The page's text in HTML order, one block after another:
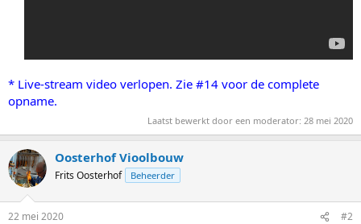
* Live-stream video verlopen. Zie #14 voor de complete
opname.
Laatst bewerkt door een moderator: 28 mei 2020
Oosterhof Vioolbouw
Frits Oosterhof Beheerder
22 mei 2020 #2